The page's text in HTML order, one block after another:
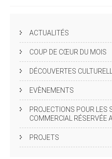
ACTUALITÉS
COUP DE CŒUR DU MOIS
DÉCOUVERTES
EVÈNEMENTS
PROJECTIONS POUR LES
COMMERCIAL RÉSERVÉE
PROJETS